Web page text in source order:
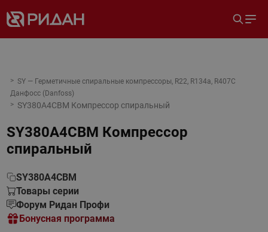
SY — Герметичные спиральные компрессоры, R22, R134a, R407C
Данфосс (Danfoss)
SY380A4CBM Компрессор спиральный
SY380A4CBM Компрессор
спиральный
SY380A4CBM
Товары серии
Форум Ридан Профи
Бонусная программа